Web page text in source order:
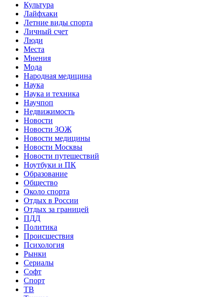
Культура
Лайфхаки
Летние виды спорта
Личный счет
Люди
Места
Мнения
Мода
Народная медицина
Наука
Наука и техника
Научпоп
Недвижимость
Новости
Новости ЗОЖ
Новости медицины
Новости Москвы
Новости путешествий
Ноутбуки и ПК
Образование
Общество
Около спорта
Отдых в России
Отдых за границей
ПДД
Политика
Происшествия
Психология
Рынки
Сериалы
Софт
Спорт
ТВ